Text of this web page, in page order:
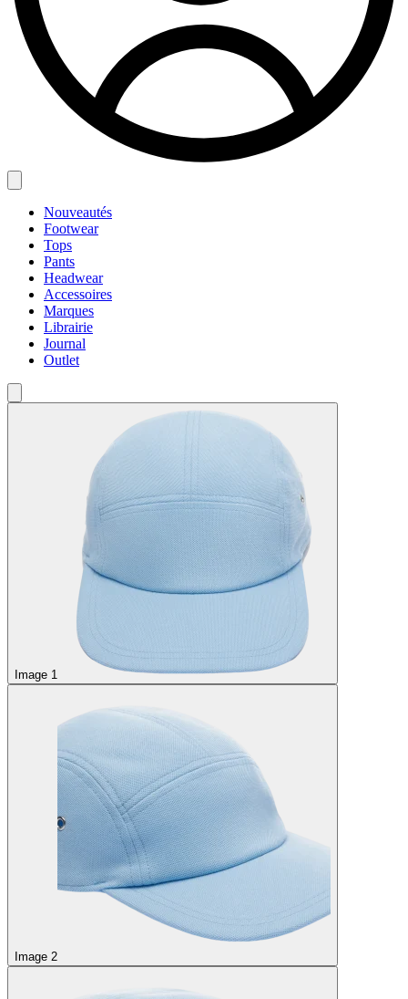
Nouveautés
Footwear
Tops
Pants
Headwear
Accessoires
Marques
Librairie
Journal
Outlet
Image 1
Image 2